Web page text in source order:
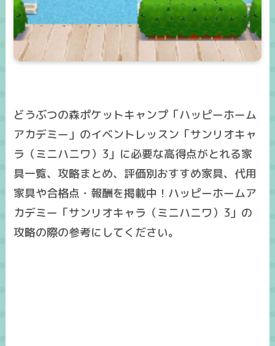
どうぶつの森ポケットキャンプ「ハッピーホーム
アカデミー」のイベントレッスン「サンリオキャ
ラ（ミニハニワ）3」に必要な高得点がとれる家
具一覧、攻略まとめ、評価別おすすめ家具、代用
家具や合格点・報酬を掲載中！ハッピーホームア
カデミー「サンリオキャラ（ミニハニワ）3」の
攻略の際の参考にしてください。